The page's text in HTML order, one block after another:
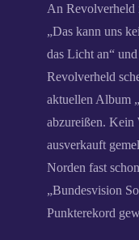
An Revolverheld
„Das kann uns
das Licht an“
Revolverheld
aktuellen Album
abzureißen. Kein
ausverkauft
Norden fast
„Bundesvision
Punkterekord